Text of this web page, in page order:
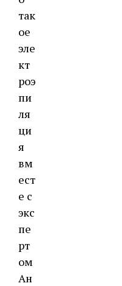
так
ое
эле
кт
роэ
пи
ля
ци
я
вм
ест
е с
экс
пе
рт
ом
Ан